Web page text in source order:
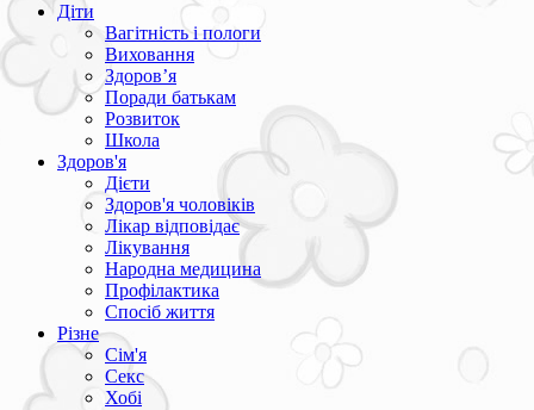
Діти
Вагітність і пологи
Виховання
Здоров’я
Поради батькам
Розвиток
Школа
Здоров'я
Дієти
Здоров'я чоловіків
Лікар відповідає
Лікування
Народна медицина
Профілактика
Спосіб життя
Різне
Сім'я
Секс
Хобі